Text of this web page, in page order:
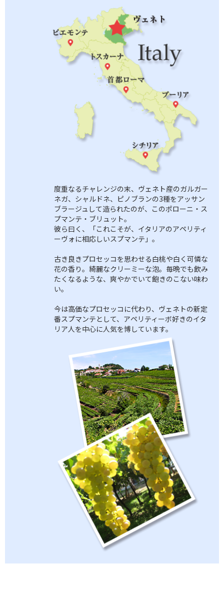
度重なるチャレンジの末、ヴェネト産のガルガー
ネガ、シャルドネ、ピノブランの3種をアッサン
ブラージュして造られたのが、このポローニ・ス
プマンテ・ブリュット。
彼ら曰く、「これこそが、イタリアのアペリティ
ーヴォに相応しいスプマンテ」。
古き良きプロセッコを思わせる白桃や白く可憐な
花の香り。綺麗なクリーミーな泡。毎晩でも飲み
たくなるような、爽やかでいて飽きのこない味わ
い。
今は高価なプロセッコに代わり、ヴェネトの新定
番スプマンテとして、アペリティーボ好きのイタ
リア人を中心に人気を博しています。